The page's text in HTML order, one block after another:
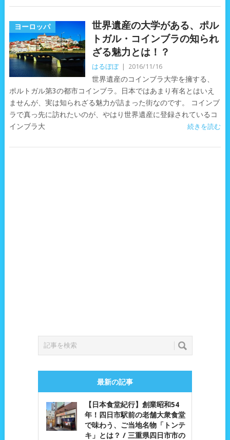
ヨーロッパ
世界遺産の大学がある、ポル
トガル・コインブラの知られ
ざる魅力とは！？
はるぼぼ 2016/11/16
世界遺産のコインブラ大学を擁する、
ポルトガル第3の都市コインブラ。日本ではあまり有名とはいえ
ませんが、実は知られざる魅力が詰まった街なのです。 コインブ
ラで真っ先に訪れたいのが、やはり世界遺産に登録されているコ
インブラ大
続きを読む
最新の記事
【日本食堂紀行】創業昭和54
年！四日市駅前の老舗大衆食堂
で味わう、ご当地名物「トンテ
キ」とは？ / 三重県四日市市の